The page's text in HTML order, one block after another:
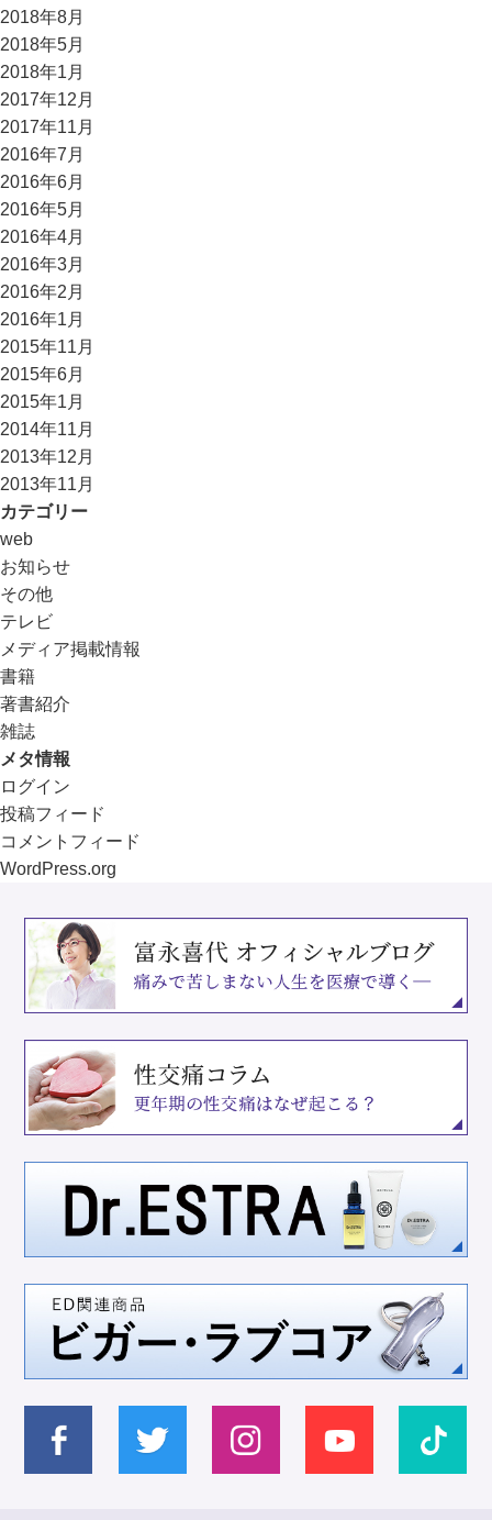
2018年8月
2018年5月
2018年1月
2017年12月
2017年11月
2016年7月
2016年6月
2016年5月
2016年4月
2016年3月
2016年2月
2016年1月
2015年11月
2015年6月
2015年1月
2014年11月
2013年12月
2013年11月
カテゴリー
web
お知らせ
その他
テレビ
メディア掲載情報
書籍
著書紹介
雑誌
メタ情報
ログイン
投稿フィード
コメントフィード
WordPress.org